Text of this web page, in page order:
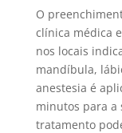
O
clínica médica
nos locais
mandíbula,
anestesia é
minutos para a
tratamento